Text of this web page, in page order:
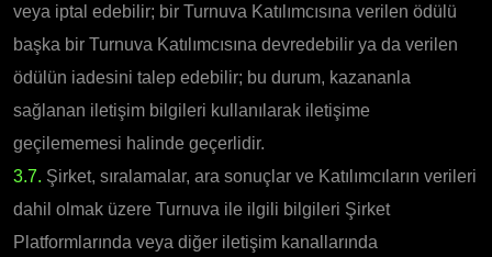
veya iptal edebilir; bir Turnuva Katılımcısına verilen ödülü
başka bir Turnuva Katılımcısına devredebilir ya da verilen
ödülün iadesini talep edebilir; bu durum, kazananla
sağlanan iletişim bilgileri kullanılarak iletişime
geçilememesi halinde geçerlidir.
3.7. Şirket, sıralamalar, ara sonuçlar ve Katılımcıların verileri
dahil olmak üzere Turnuva ile ilgili bilgileri Şirket
Platformlarında veya diğer iletişim kanallarında